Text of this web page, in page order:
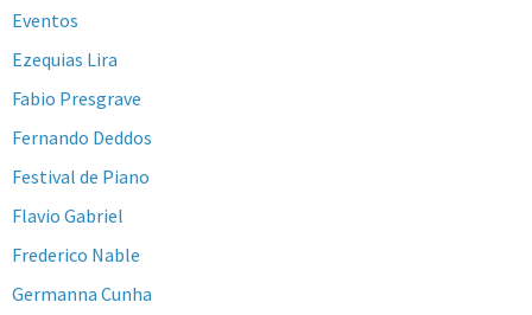
Eventos
Ezequias Lira
Fabio Presgrave
Fernando Deddos
Festival de Piano
Flavio Gabriel
Frederico Nable
Germanna Cunha